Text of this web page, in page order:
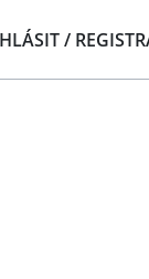
/